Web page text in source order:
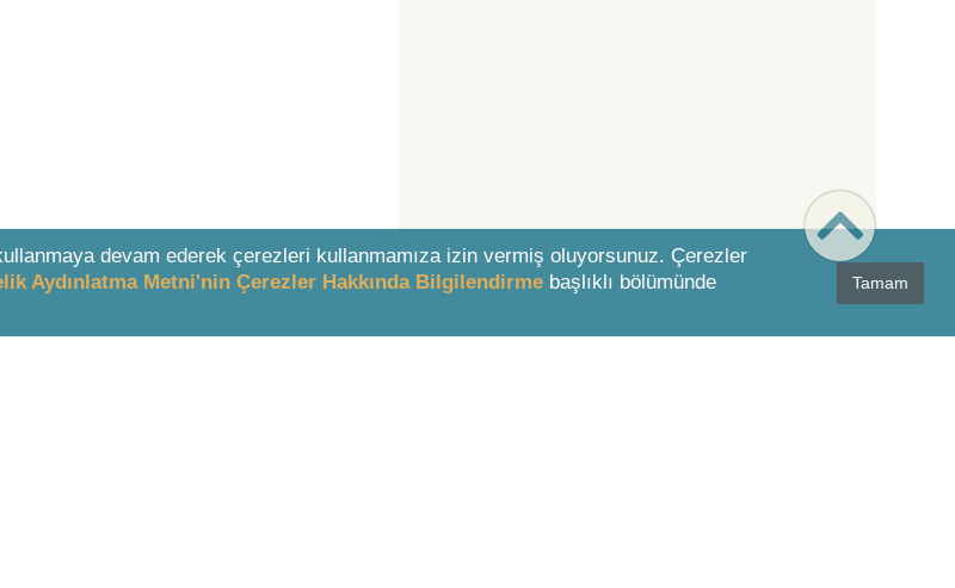
devam ederek çerezleri kullanmamıza izin vermiş oluyorsunuz. Çerezler
Aydınlatma Metni'nin Çerezler Hakkında Bilgilendirme başlıklı bölümünde
Tamam